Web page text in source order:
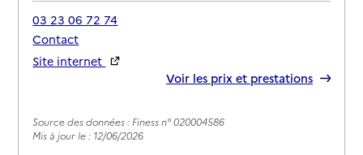
03 23 06 72 74
Contact
Site internet
Voir les prix et prestations
Source des données : Finess n° 020004586
Mis à jour le : 12/06/2026